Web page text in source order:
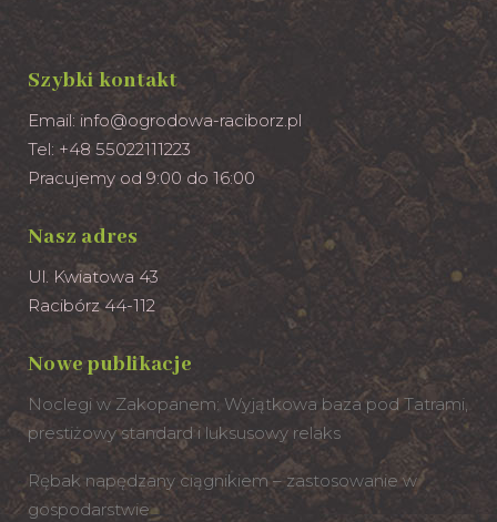
Szybki kontakt
Email: info@ogrodowa-raciborz.pl
Tel: +48 55022111223
Pracujemy od 9:00 do 16:00
Nasz adres
Ul. Kwiatowa 43
Racibórz 44-112
Nowe publikacje
Noclegi w Zakopanem: Wyjątkowa baza pod Tatrami,
prestiżowy standard i luksusowy relaks
Rębak napędzany ciągnikiem – zastosowanie w
gospodarstwie